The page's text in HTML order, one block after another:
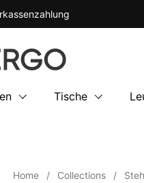
Tische
Home / Collections /